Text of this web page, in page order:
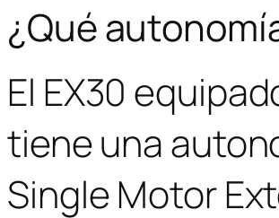
¿Qué
El EX30
tiene una
Single Motor